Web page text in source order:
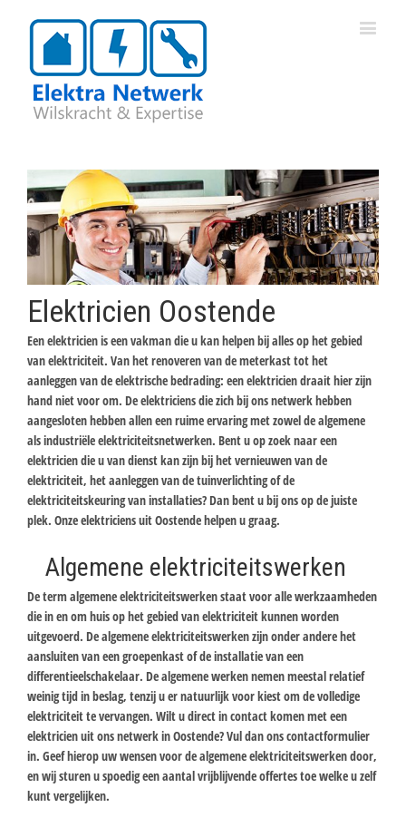
Elektricien Oostende
Een elektricien is een vakman die u kan helpen bij alles op het gebied
van elektriciteit. Van het renoveren van de meterkast tot het
aanleggen van de elektrische bedrading: een elektricien draait hier zijn
hand niet voor om. De elektriciens die zich bij ons netwerk hebben
aangesloten hebben allen een ruime ervaring met zowel de algemene
als industriële elektriciteitsnetwerken. Bent u op zoek naar een
elektricien die u van dienst kan zijn bij het vernieuwen van de
elektriciteit, het aanleggen van de tuinverlichting of de
elektriciteitskeuring van installaties? Dan bent u bij ons op de juiste
plek. Onze elektriciens uit Oostende helpen u graag.
Algemene elektriciteitswerken
De term algemene elektriciteitswerken staat voor alle werkzaamheden
die in en om huis op het gebied van elektriciteit kunnen worden
uitgevoerd. De algemene elektriciteitswerken zijn onder andere het
aansluiten van een groepenkast of de installatie van een
differentieelschakelaar. De algemene werken nemen meestal relatief
weinig tijd in beslag, tenzij u er natuurlijk voor kiest om de volledige
elektriciteit te vervangen. Wilt u direct in contact komen met een
elektricien uit ons netwerk in Oostende? Vul dan ons contactformulier
in. Geef hierop uw wensen voor de algemene elektriciteitswerken door,
en wij sturen u spoedig een aantal vrijblijvende offertes toe welke u zelf
kunt vergelijken.